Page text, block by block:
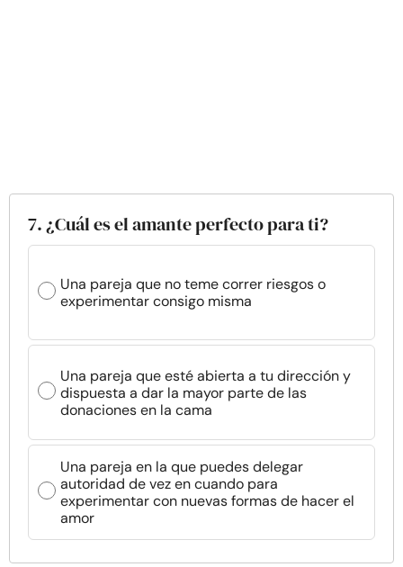
7. ¿Cuál es el amante perfecto para ti?
Una pareja que no teme correr riesgos o
experimentar consigo misma
Una pareja que esté abierta a tu dirección y
dispuesta a dar la mayor parte de las
donaciones en la cama
Una pareja en la que puedes delegar
autoridad de vez en cuando para
experimentar con nuevas formas de hacer el
amor